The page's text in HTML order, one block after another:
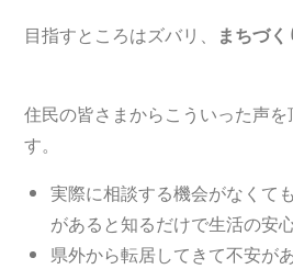
目指すところはズバリ、 まちづ
住民の皆さまからこういった声を
す。
実際に相談する機会がなくて
があると知るだけで生活の安
県外から転居してきて不安が